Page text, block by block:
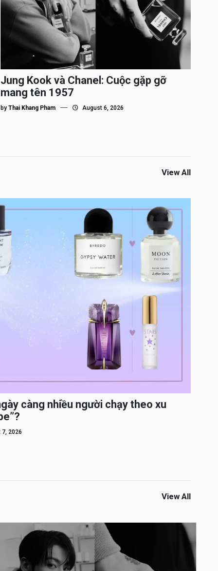
Jung Kook và Chanel: Cuộc gặp gỡ
mang tên 1957
byThai Khang Pham August 6, 2026
View All
càng nhiều người chạy theo xu
2026
View All